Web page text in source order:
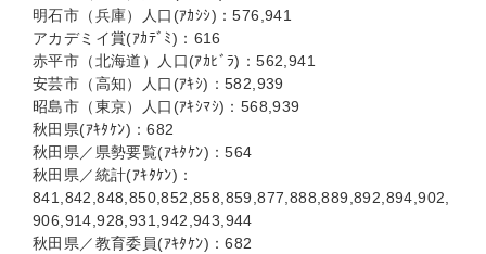
明石市（兵庫）人口(ｱｶｼｼ)：576,941
アカデミイ賞(ｱｶﾃﾞﾐ)：616
赤平市（北海道）人口(ｱｶﾋﾞﾗ)：562,941
安芸市（高知）人口(ｱｷｼ)：582,939
昭島市（東京）人口(ｱｷｼﾏｼ)：568,939
秋田県(ｱｷﾀｹﾝ)：682
秋田県／県勢要覧(ｱｷﾀｹﾝ)：564
秋田県／統計(ｱｷﾀｹﾝ)：
841,842,848,850,852,858,859,877,888,889,892,894,902,
906,914,928,931,942,943,944
秋田県／教育委員(ｱｷﾀｹﾝ)：682